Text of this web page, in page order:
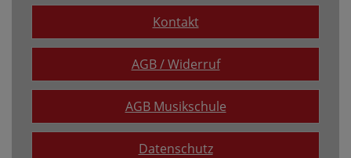
Kontakt
AGB / Widerruf
AGB Musikschule
Datenschutz